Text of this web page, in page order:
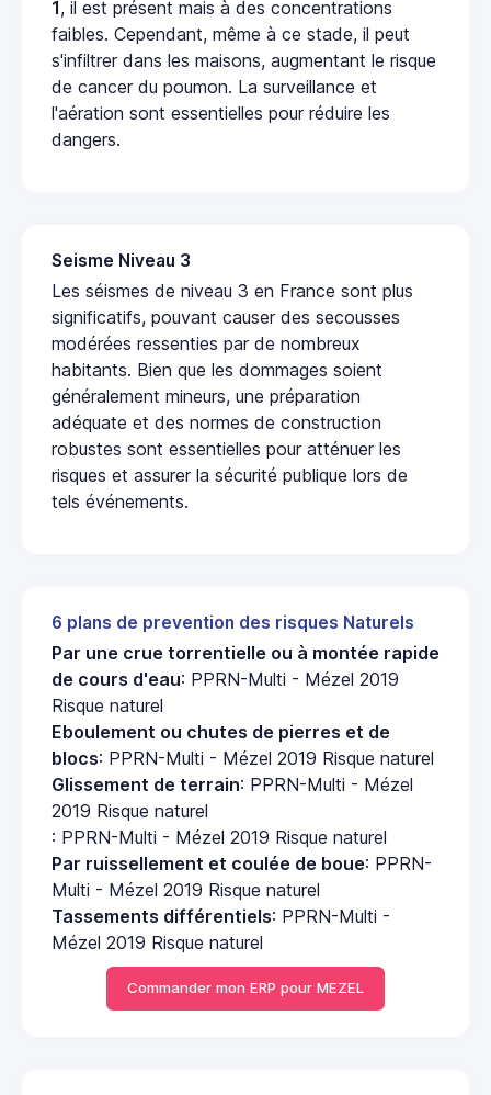
1, il est présent mais à des concentrations
faibles. Cependant, même à ce stade, il peut
s'infiltrer dans les maisons, augmentant le risque
de cancer du poumon. La surveillance et
l'aération sont essentielles pour réduire les
dangers.
Seisme Niveau 3
Les séismes de niveau 3 en France sont plus
significatifs, pouvant causer des secousses
modérées ressenties par de nombreux
habitants. Bien que les dommages soient
généralement mineurs, une préparation
adéquate et des normes de construction
robustes sont essentielles pour atténuer les
risques et assurer la sécurité publique lors de
tels événements.
6 plans de prevention des risques Naturels
Par une crue torrentielle ou à montée rapide
de cours d'eau: PPRN-Multi - Mézel 2019
Risque naturel
Eboulement ou chutes de pierres et de
blocs: PPRN-Multi - Mézel 2019 Risque naturel
Glissement de terrain: PPRN-Multi - Mézel
2019 Risque naturel
: PPRN-Multi - Mézel 2019 Risque naturel
Par ruissellement et coulée de boue: PPRN-
Multi - Mézel 2019 Risque naturel
Tassements différentiels: PPRN-Multi -
Mézel 2019 Risque naturel
Commander mon ERP pour MEZEL